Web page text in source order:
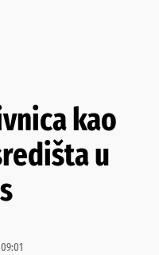
kao
u
09:01